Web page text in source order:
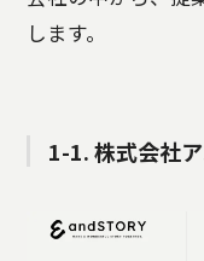
します。
1-1. 株式会社